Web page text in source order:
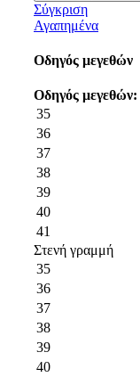
Σύγκριση
Αγαπημένα
Οδηγός μεγεθών
Οδηγός μεγεθών:
35
36
37
38
39
40
41
Στενή γραμμή
35
36
37
38
39
40